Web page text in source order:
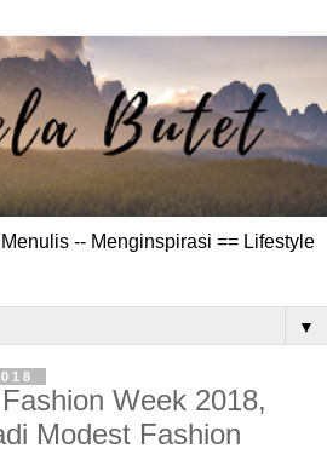
-- Menginspirasi == Lifestyle
▼
Week 2018,
Modest Fashion